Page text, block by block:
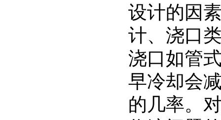
设计的因
计、浇口
浇口如管
早冷却会
的几率。